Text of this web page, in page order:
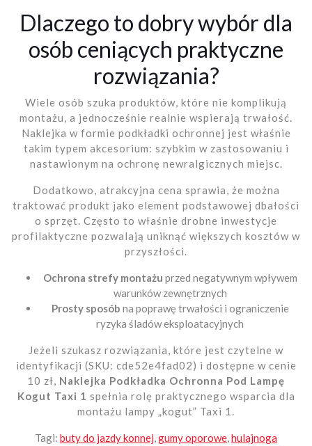
Dlaczego to dobry wybór dla
osób ceniących praktyczne
rozwiązania?
Wiele osób szuka produktów, które nie komplikują
montażu, a jednocześnie realnie wspierają trwałość.
Naklejka w formie podkładki ochronnej jest właśnie
takim typem akcesorium: szybkim w zastosowaniu i
nastawionym na ochronę newralgicznych miejsc.
Dodatkowo, atrakcyjna cena sprawia, że można
traktować produkt jako element podstawowej dbałości
o sprzęt. Często to właśnie drobne inwestycje
profilaktyczne pozwalają uniknąć większych kosztów w
przyszłości.
Ochrona strefy montażu przed negatywnym wpływem
warunków zewnętrznych
Prosty sposób na poprawę trwałości i ograniczenie
ryzyka śladów eksploatacyjnych
Jeżeli szukasz rozwiązania, które jest czytelne w
identyfikacji (SKU: cde52e4fad02) i dostępne w cenie
10 zł, Naklejka Podkładka Ochronna Pod Lampę
Kogut Taxi 1 spełnia rolę praktycznego wsparcia dla
montażu lampy „kogut” Taxi 1.
Tagi: buty do jazdy konnej,gumy oporowe,hulajnoga